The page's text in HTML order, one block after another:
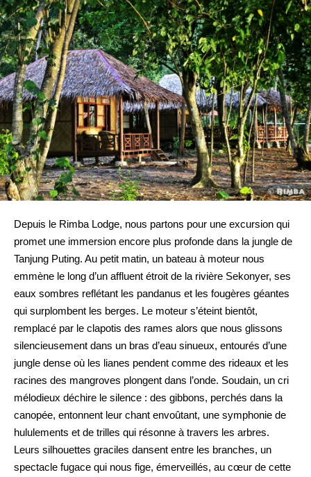
Depuis le Rimba Lodge, nous partons pour une excursion qui
promet une immersion encore plus profonde dans la jungle de
Tanjung Puting. Au petit matin, un bateau à moteur nous
emmène le long d’un affluent étroit de la rivière Sekonyer, ses
eaux sombres reflétant les pandanus et les fougères géantes
qui surplombent les berges. Le moteur s’éteint bientôt,
remplacé par le clapotis des rames alors que nous glissons
silencieusement dans un bras d’eau sinueux, entourés d’une
jungle dense où les lianes pendent comme des rideaux et les
racines des mangroves plongent dans l’onde. Soudain, un cri
mélodieux déchire le silence : des gibbons, perchés dans la
canopée, entonnent leur chant envoûtant, une symphonie de
hululements et de trilles qui résonne à travers les arbres.
Leurs silhouettes graciles dansent entre les branches, un
spectacle fugace qui nous fige, émerveillés, au cœur de cette